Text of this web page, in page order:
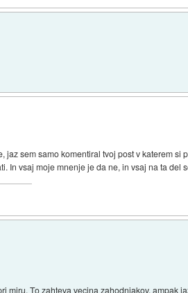
sem samo komentiral tvoj post v katerem si
In vsaj moje mnenje je da ne, in vsaj na ta del
To zahteva vecina zahodnjakov, ampak